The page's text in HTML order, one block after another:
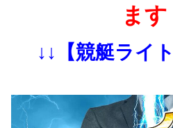
ます
↓↓【競艇ライ